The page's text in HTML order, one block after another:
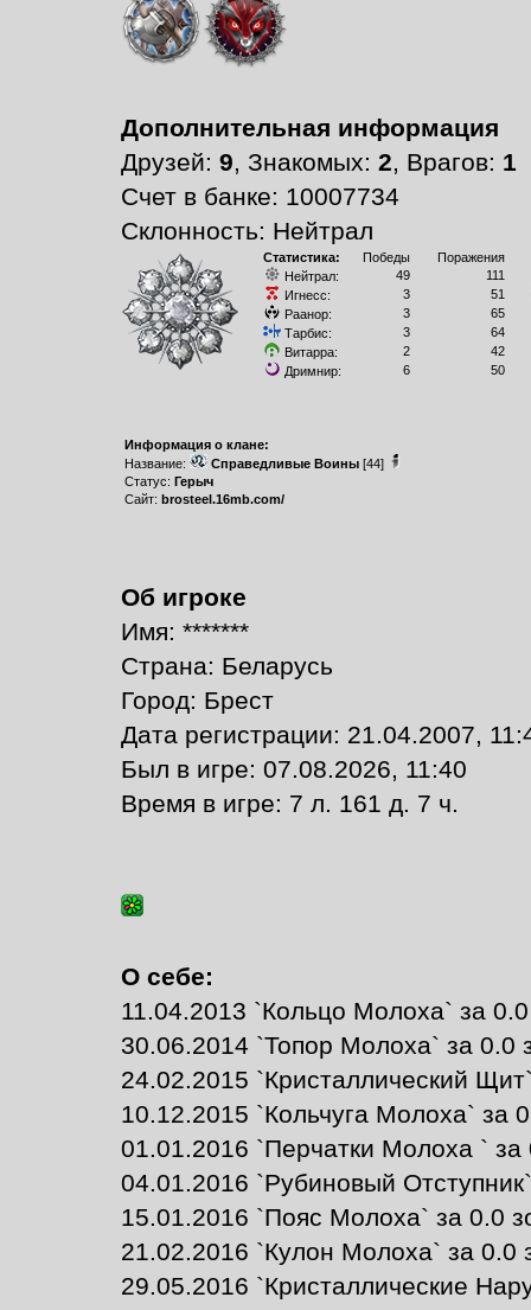
Дополнительная информация
Друзей: 9, Знакомых: 2, Врагов: 1
Счет в банке: 10007734
Склонность: Нейтрал
Статистика: Победы
Поражения
Нейтрал:
49
111
Игнесс:
3
51
Раанор:
3
65
Тарбис:
3
64
Витарра:
2
42
Дримнир:
6 50
Информация о клане:
Название:
Справедливые Воины[44]
Статус: Герыч
Сайт: brosteel.16mb.com/
Об игроке
Имя: *******
Страна: Беларусь
Город: Брест
Дата регистрации: 21.04.2007,
Был в игре: 07.08.2026, 11:40
Время в игре: 7 л. 161 д. 7 ч.
О себе:
11.04.2013 `Кольцо Молоха` за
30.06.2014 `Топор Молоха` за 0.0
24.02.2015 `Кристаллический
10.12.2015 `Кольчуга Молоха` за
01.01.2016 `Перчатки Молоха ` за
04.01.2016 `Рубиновый
15.01.2016 `Пояс Молоха` за 0.0
21.02.2016 `Кулон Молоха` за 0.0
29.05.2016 `Кристаллические